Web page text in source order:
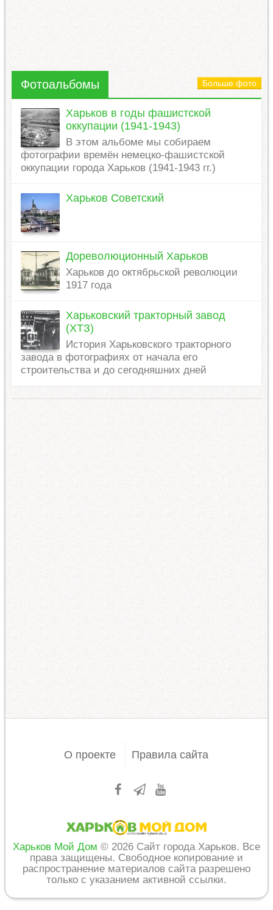
Фотоальбомы Больше фото
Харьков в годы фашистской
оккупации (1941-1943)
В этом альбоме мы собираем
фотографии времён немецко-фашистской
оккупации города Харьков (1941-1943 гг.)
Харьков Советский
Дореволюционный Харьков
Харьков до октябрьской революции
1917 года
Харьковский тракторный завод
(ХТЗ)
История Харьковского тракторного
завода в фотографиях от начала его
строительства и до сегодняшних дней
О проекте Правила сайта
Харьков Мой Дом © 2026 Сайт города Харьков. Все
права защищены. Свободное копирование и
распространение материалов сайта разрешено
только с указанием активной ссылки.